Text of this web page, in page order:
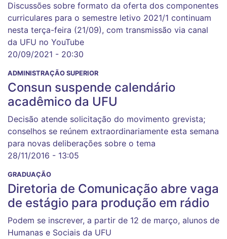
Discussões sobre formato da oferta dos componentes
curriculares para o semestre letivo 2021/1 continuam
nesta terça-feira (21/09), com transmissão via canal
da UFU no YouTube
20/09/2021 - 20:30
ADMINISTRAÇÃO SUPERIOR
Consun suspende calendário
acadêmico da UFU
Decisão atende solicitação do movimento grevista;
conselhos se reúnem extraordinariamente esta semana
para novas deliberações sobre o tema
28/11/2016 - 13:05
GRADUAÇÃO
Diretoria de Comunicação abre vaga
de estágio para produção em rádio
Podem se inscrever, a partir de 12 de março, alunos de
Humanas e Sociais da UFU